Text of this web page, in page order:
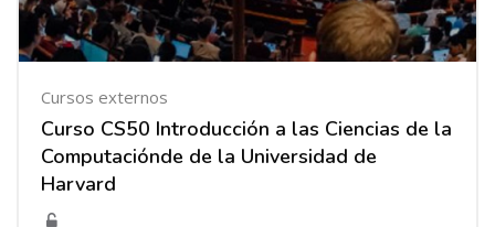
Cursos externos
Curso CS50 Introducción a las Ciencias de la
Computaciónde de la Universidad de
Harvard